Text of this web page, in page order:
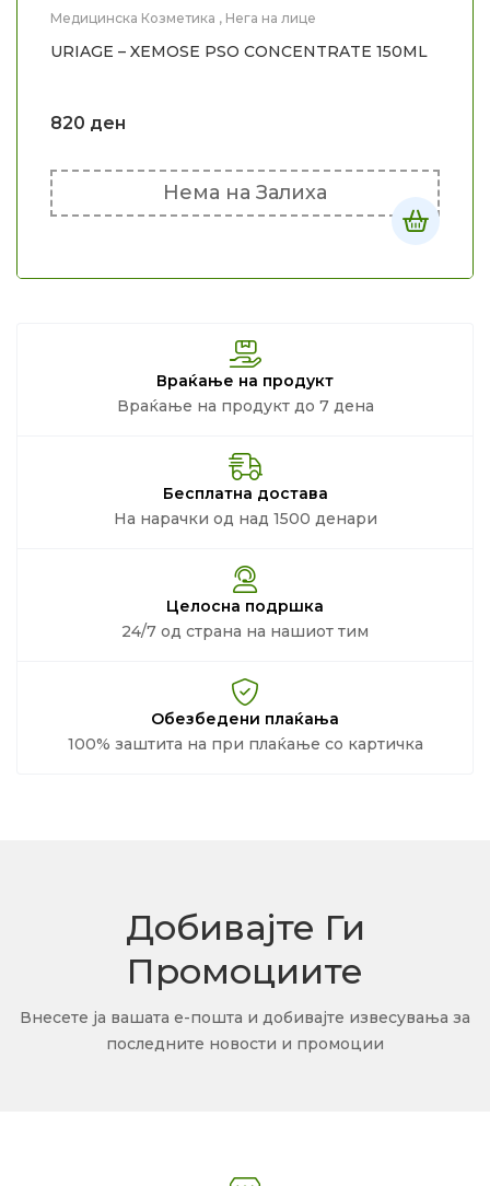
Медицинска Козметика , Нега на лице
URIAGE – XEMOSE PSO CONCENTRATE 150ML
820 ден
Нема на Залиха
Враќање на продукт
Враќање на продукт до 7 дена
Бесплатна достава
На нарачки од над 1500 денари
Целосна подршка
24/7 од страна на нашиот тим
Обезбедени плаќања
100% заштита на при плаќање со картичка
Добивајте Ги
Промоциите
Внесете ја вашата е-пошта и добивајте извесувања за
последните новости и промоции